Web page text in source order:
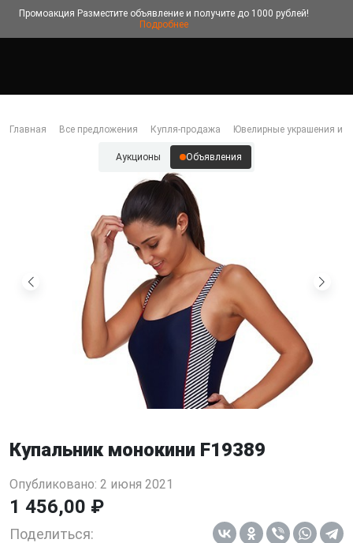
Промоакция Разместите объявление и получите до 1000 рублей!
Подробнее
Главная Все предложения Купля-продажа Ювелирные украшения и
Аукционы Объявления
Купальник монокини F19389
Опубликовано: 2 июня 2021
1 456,00 ₽
Поделиться: